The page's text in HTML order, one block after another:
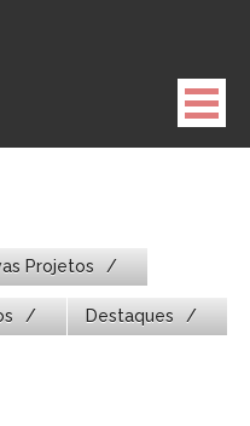
Projetos
Destaques